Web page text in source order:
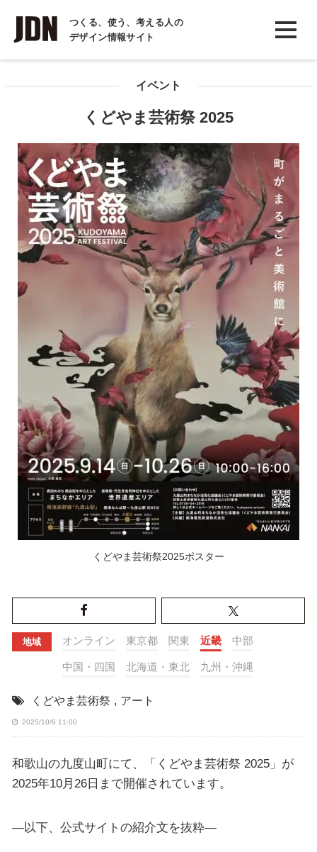
つくる、使う、考える人の
デザイン情報サイト
INTERVIEW
インタビュー
コラム
イベント
くどやま芸術祭 2025
くどやま芸術祭2025ポスター
地域 オンライン 東京都 関東 近畿 中部
中国・四国 北海道・東北 九州・沖縄
くどやま芸術祭 , アート
2025/10/6 11:00
和歌山の九度山町にて、「くどやま芸術祭 2025」が
2025年10月26日まで開催されています。
—以下、公式サイトの紹介文を抜粋—